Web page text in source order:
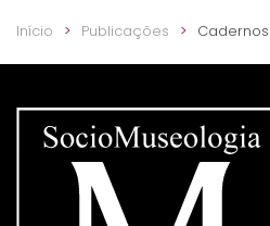
Início Publicações